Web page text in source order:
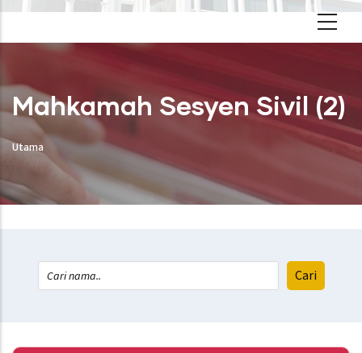
Mahkamah Sesyen Sivil (2)
Utama